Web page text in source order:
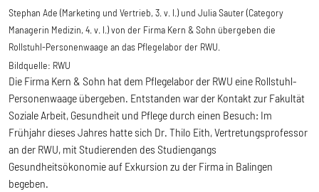
Stephan Ade (Marketing und Vertrieb, 3. v. l.) und Julia Sauter (Category
Managerin Medizin, 4. v. l.) von der Firma Kern & Sohn übergeben die
Rollstuhl-Personenwaage an das Pflegelabor der RWU.
Bildquelle: RWU
Die Firma Kern & Sohn hat dem Pflegelabor der RWU eine Rollstuhl-
Personenwaage übergeben. Entstanden war der Kontakt zur Fakultät
Soziale Arbeit, Gesundheit und Pflege durch einen Besuch: Im
Frühjahr dieses Jahres hatte sich Dr. Thilo Eith, Vertretungsprofessor
an der RWU, mit Studierenden des Studiengangs
Gesundheitsökonomie auf Exkursion zu der Firma in Balingen
begeben.